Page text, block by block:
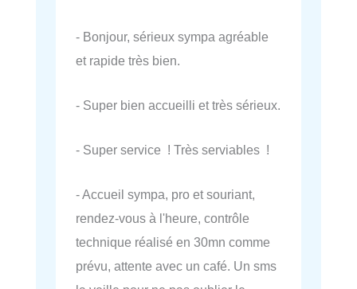
- Bonjour, sérieux sympa agréable
et rapide très bien.
- Super bien accueilli et très sérieux.
- Super service ! Très serviables !
- Accueil sympa, pro et souriant,
rendez-vous à l'heure, contrôle
technique réalisé en 30mn comme
prévu, attente avec un café. Un sms